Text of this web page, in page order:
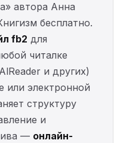
автора Анна
бесплатно.
fb2 для
читалке
и других)
или электронной
структуру
и
— онлайн-